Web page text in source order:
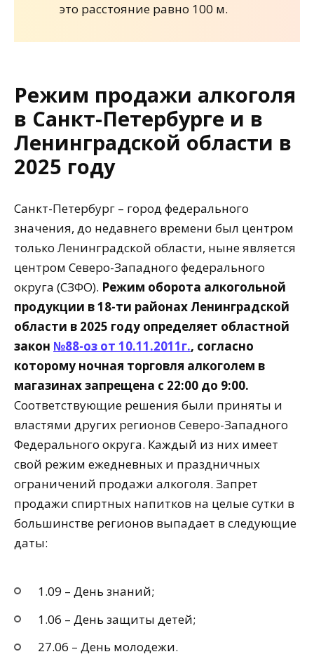
это расстояние равно 100 м.
Режим продажи алкоголя
в Санкт-Петербурге и в
Ленинградской области в
2025 году
Санкт-Петербург – город федерального
значения, до недавнего времени был центром
только Ленинградской области, ныне является
центром Северо-Западного федерального
округа (СЗФО). Режим оборота алкогольной
продукции в 18-ти районах Ленинградской
области в 2025 году определяет областной
закон №88-оз от 10.11.2011г., согласно
которому ночная торговля алкоголем в
магазинах запрещена с 22:00 до 9:00.
Соответствующие решения были приняты и
властями других регионов Северо-Западного
Федерального округа. Каждый из них имеет
свой режим ежедневных и праздничных
ограничений продажи алкоголя. Запрет
продажи спиртных напитков на целые сутки в
большинстве регионов выпадает в следующие
даты:
1.09 – День знаний;
1.06 – День защиты детей;
27.06 – День молодежи.